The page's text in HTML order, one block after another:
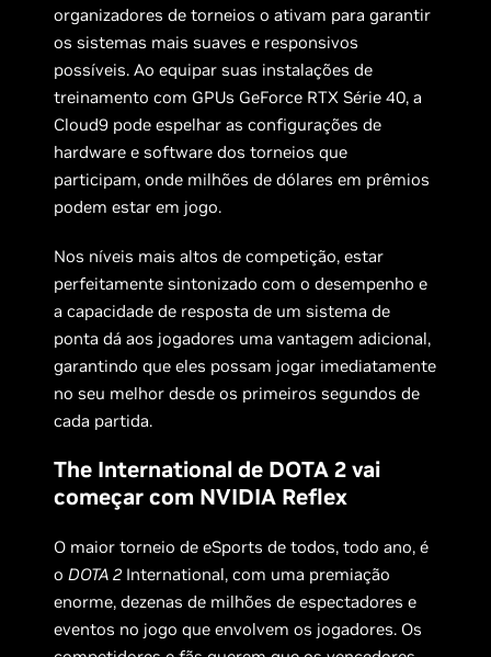
organizadores de torneios o ativam para garantir
os sistemas mais suaves e responsivos
possíveis. Ao equipar suas instalações de
treinamento com GPUs GeForce RTX Série 40, a
Cloud9 pode espelhar as configurações de
hardware e software dos torneios que
participam, onde milhões de dólares em prêmios
podem estar em jogo.
Nos níveis mais altos de competição, estar
perfeitamente sintonizado com o desempenho e
a capacidade de resposta de um sistema de
ponta dá aos jogadores uma vantagem adicional,
garantindo que eles possam jogar imediatamente
no seu melhor desde os primeiros segundos de
cada partida.
The International de DOTA 2 vai
começar com NVIDIA Reflex
O maior torneio de eSports de todos, todo ano, é
oDOTA 2 International, com uma premiação
enorme, dezenas de milhões de espectadores e
eventos no jogo que envolvem os jogadores. Os